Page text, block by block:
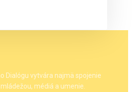
Dialógu vytvára najmä spojenie
médiá a umenie.